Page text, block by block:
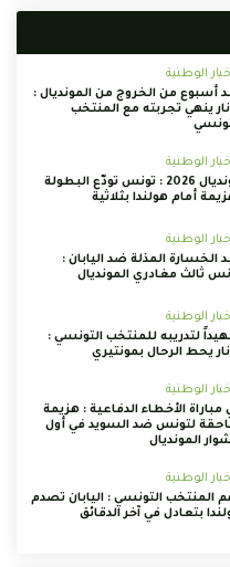
الوطنية
أسبوع من الخروج من المونديال :
ينهي تجربته مع المنتخب
الوطنية
مونديال 2026 : تونس تودّع البطولة
أمام هولندا بثلاثية
الوطنية
الخسارة المذلة ضد اليابان :
ثالث مغادري المونديال
الوطنية
لتدريبه للمنتخب التونسي :
يحط الرحال بمونتيري
الوطنية
مباراة الأخطاء الدفاعية : هزيمة
لتونس ضد السويد في أول
المونديال
الوطنية
المنتخب التونسي : اليابان تصدم
بتعادل في آخر الدقائق